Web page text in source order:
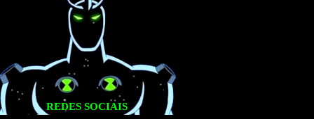
REDES SOCIAIS